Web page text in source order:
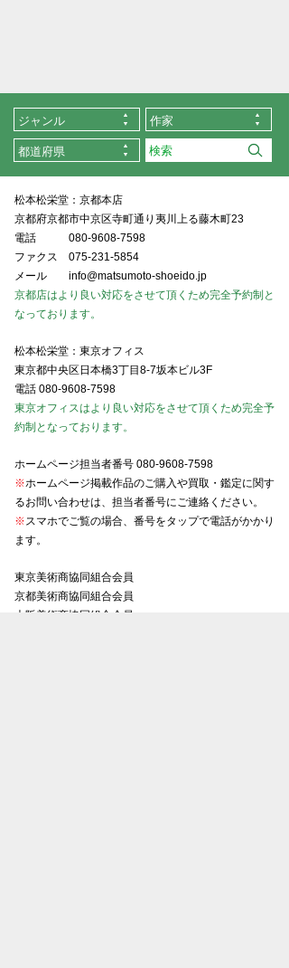
ジャンル 作家
都道府県
松本松栄堂：京都本店
京都府京都市中京区寺町通り夷川上る藤木町23
電話
080-9608-7598
ファクス
075-231-5854
メール
info@matsumoto-shoeido.jp
京都店はより良い対応をさせて頂くため完全予約制と
なっております。
松本松栄堂：東京オフィス
東京都中央区日本橋3丁目8-7坂本ビル3F
電話 080-9608-7598
東京オフィスはより良い対応をさせて頂くため完全予
約制となっております。
ホームページ担当者番号 080-9608-7598
※ホームページ掲載作品のご購入や買取・鑑定に関す
るお問い合わせは、担当者番号にご連絡ください。
※スマホでご覧の場合、番号をタップで電話がかかり
ます。
東京美術商協同組合会員
京都美術商協同組合会員
大阪美術商協同組合会員